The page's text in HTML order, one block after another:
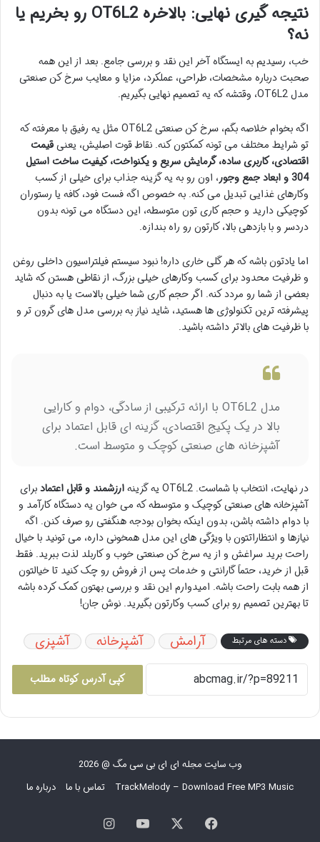
نتیجه گیری نهایی: بالاخره OT6L2 رو بخریم یا
نه؟
خب، رسیدیم به ایستگاه آخر این نقد و بررسی جامع. بعد از این همه
صحبت درباره مشخصات، طراحی، عملکرد، مزایا و معایب سرخ کن صنعتی
مدل OT6L2، وقتشه که یه تصمیم نهایی بگیریم.
اگه بخوام خلاصه بگم، سرخ کن صنعتی OT6L2 مثل یه رفیق با معرفته که
تو شرایط مختلف می تونه کمکتون کنه. نقاط قوت اصلیش، یعنیقیمت
اقتصادی، کاربری ساده، گرمایش سریع و یکنواخت، کیفیت ساخت استیل
304 و ابعاد جمع وجور
، اون رو به یه گزینه جذاب برای خیلی از کسب
وکارهای غذایی تبدیل می کنه. به خصوص اگه فست فود، کافه یا رستوران
کوچیکی دارید و حجم کاری تون متوسطه، این دستگاه می تونه بدون
دردسر و با بازدهی بالا، کارتون رو راه بندازه.
اما یادتون باشه که هر گلی خاری داره! نبود سیستم فیلتراسیون داخلی روغن
و ظرفیت محدود برای کسب وکارهای خیلی بزرگ، از نقاطی هستن که شاید
بعضی از شما رو مردد کنه. اگر حجم کاری شما خیلی بالاست یا به دنبال
پیشرفته ترین تکنولوژی ها هستید، شاید نیاز به بررسی مدل های گرون تر و
با ظرفیت های بالاتر داشته باشید.
مدل OT6L2 با ارائه ترکیبی از سادگی، دوام و کارایی
بالا در یک پکیج اقتصادی، گزینه ای قابل اعتماد برای
آشپزخانه های صنعتی کوچک و متوسط است.
در نهایت، انتخاب با شماست. OT6L2 یه گزینه ارزشمند و قابل اعتمادبرای
آشپزخانه های صنعتی کوچیک و متوسطه که می خوان یه دستگاه کارآمد و
با دوام داشته باشن، بدون اینکه بخوان بودجه هنگفتی رو صرف کنن. اگه
نیازها و انتظاراتتون با ویژگی های این مدل همخونی داره، می تونید با خیال
راحت برید سراغش و از یه سرخ کن صنعتی خوب و کاربلد لذت ببرید. فقط
قبل از خرید، حتماً گارانتی و خدمات پس از فروش رو چک کنید تا خیالتون
از همه بابت راحت باشه. امیدوارم این نقد و بررسی بهتون کمک کرده باشه
تا بهترین تصمیم رو برای کسب وکارتون بگیرید. نوش جان!
دسته های مرتبط آرامش آشپزخانه آشپزی
کپی آدرس کوتاه مطلب
وب سایت مجله ای ای بی سی مگ @ 2026
TrackMelody – Download Free MP3 Music
تماس با ما درباره ما
فیس یوتیوباینستاگرام